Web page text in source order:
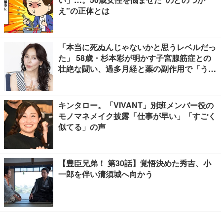
え”の正体とは
「本当に死ぬんじゃないかと思うレベルだっ
た」 58歳・杉本彩が明かす子宮腺筋症との
壮絶な闘い、過多月経と薬の副作用で「うつ
キンタロー。「VIVANT」別班メンバー役の
モノマネメイク披露「仕事が早い」「すごく
似てる」の声
【豊臣兄弟！ 第30話】覚悟決めた秀吉、小
一郎を伴い清須城へ向かう